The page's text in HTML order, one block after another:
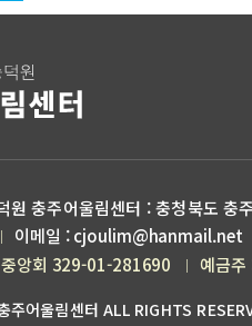
원 충주어울림센터 : 충청북도 충
｜ 이메일 : cjoulim@hanmail.net
중앙회 329-01-281690
｜예금주
주어울림센터 ALL RIGHTS